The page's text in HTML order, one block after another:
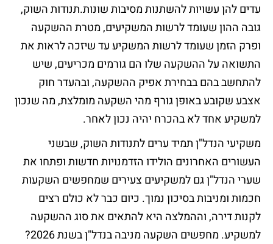
עדים להן עשויות להשתנות מסיבות שונות.תנודות השוק,
גובה ההון שעומד לרשות המשקיעים, מטרת ההשקעה
ופרק הזמן שעומד לרשות המשקיע עד שיזכה לראות את
התשואה על ההשקעה שלו הם גורמים מכריעים, שיש
להתחשב בהם בבחירת אפיק ההשקעה, ובהעדר חוק
אצבע שקובע באופן גורף מהי השקעה מומלצת, מה שנכון
למשקיע אחד לא בהכרח יהיה נכון לאחר.
משקיעי הנדל"ן תמיד ערים לתנודות השוק, שבשני
העשורים האחרונים הולידו הזדמנויות חדשות ופתחו את
שערי הנדל"ן גם למשקיעים צעירים שמחפשים השקעות
חכמות ומניבות בסיכון נמוך. כיום כבר לא כולם רצים
לקנות דירה, וההמלצה היא להתאים את סוג ההשקעה
למשקיע. מחפשים השקעה מניבה בנדל"ן בשנת 2026?